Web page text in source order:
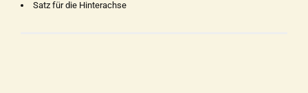
Satz für die Hinterachse